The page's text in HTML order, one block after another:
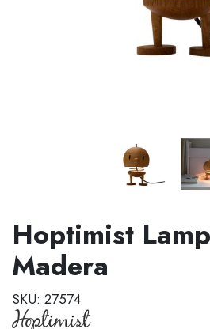
Hoptimist
Madera
SKU: 27574